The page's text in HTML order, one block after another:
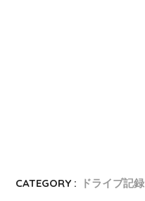
CATEGORY : ドライブ記録